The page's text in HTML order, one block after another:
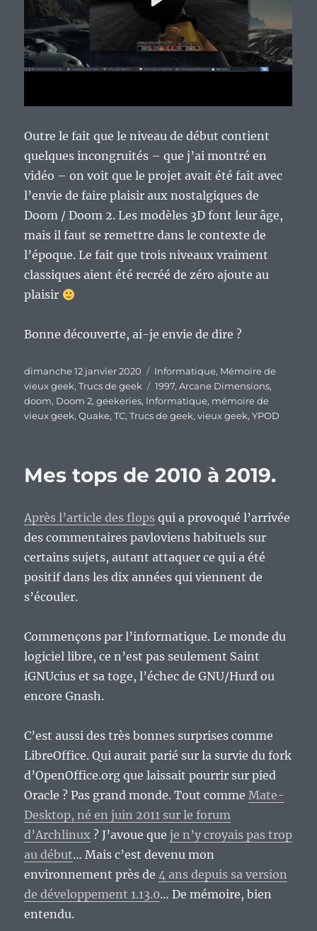
Outre le fait que le niveau de début contient
quelques incongruités – que j’ai montré en
vidéo – on voit que le projet avait été fait avec
l’envie de faire plaisir aux nostalgiques de
Doom / Doom 2. Les modèles 3D font leur âge,
mais il faut se remettre dans le contexte de
l’époque. Le fait que trois niveaux vraiment
classiques aient été recréé de zéro ajoute au
plaisir
Bonne découverte, ai-je envie de dire ?
Publié
le
dimanche 12 janvier 2020 Catégories
Informatique, Mémoire de
vieux geek,Trucs de geek Étiquettes
1997,Arcane Dimensions,
doom, Doom 2,geekeries, Informatique, mémoire de
vieux geek,Quake,TC,Trucs de geek,vieux geek,YPOD
Mes tops de 2010 à 2019.
Après l’article des flops qui a provoqué l’arrivée
des commentaires pavloviens habituels sur
certains sujets, autant attaquer ce qui a été
positif dans les dix années qui viennent de
s’écouler.
Commençons par l’informatique. Le monde du
logiciel libre, ce n’est pas seulement Saint
iGNUcius et sa toge, l’échec de GNU/Hurd ou
encore Gnash.
C’est aussi des très bonnes surprises comme
LibreOffice. Qui aurait parié sur la survie du fork
d’OpenOffice.org que laissait pourrir sur pied
Oracle ? Pas grand monde. Tout commeMate-
Desktop, né en juin 2011 sur le forum
d’Archlinux ? J’avoue queje n’y croyais pas trop
au début… Mais c’est devenu mon
environnement près de4 ans depuis sa version
de développement 1.13.0… De mémoire, bien
entendu.